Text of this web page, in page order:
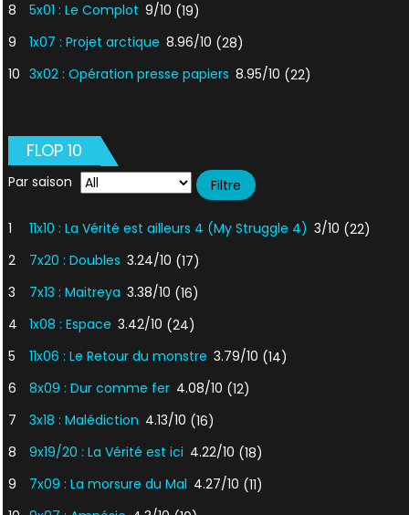
8
5x01 : Le Complot 9/10 (19)
9
1x07 : Projet arctique 8.96/10 (28)
10 3x02 : Opération presse papiers 8.95/10 (22)
FLOP 10
Par saison
1 11x10 : La Vérité est ailleurs 4 (My Struggle 4) 3/10 (22)
2
7x20 : Doubles 3.24/10 (17)
3
7x13 : Maitreya 3.38/10 (16)
4
1x08 : Espace 3.42/10 (24)
5
11x06 : Le Retour du monstre 3.79/10 (14)
6
8x09 : Dur comme fer 4.08/10 (12)
7
3x18 : Malédiction 4.13/10 (16)
8
9x19/20 : La Vérité est ici 4.22/10 (18)
9
7x09 : La morsure du Mal 4.27/10 (11)